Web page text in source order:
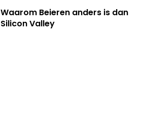
Waarom Beieren anders is dan
Silicon Valley